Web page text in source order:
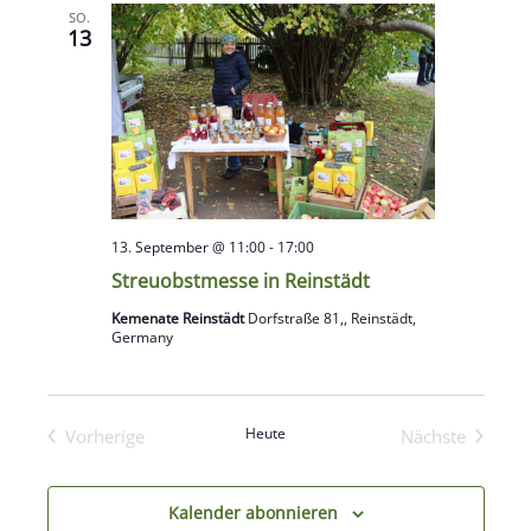
SO.
13
Streuobstmesse in Reinstädt
13. September @ 11:00- 17:00
Kemenate ReinstädtDorfstraße 81,, Reinstädt,
Germany
Vorherige
Heute
Nächste
Kalender abonnieren